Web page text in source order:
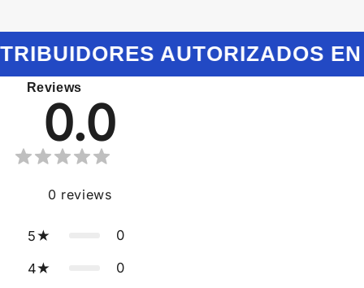
AUTORIZADOS
Reviews
0.0
0 reviews
5 0
4 0